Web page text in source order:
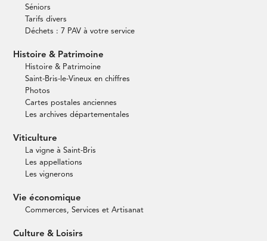
Séniors
Tarifs divers
Déchets : 7 PAV à votre service
Histoire & Patrimoine
Histoire & Patrimoine
Saint-Bris-le-Vineux en chiffres
Photos
Cartes postales anciennes
Les archives départementales
Viticulture
La vigne à Saint-Bris
Les appellations
Les vignerons
Vie économique
Commerces, Services et Artisanat
Culture & Loisirs